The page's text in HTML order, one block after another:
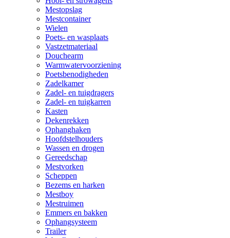
Mestopslag
Mestcontainer
Wielen
Poets- en wasplaats
Vastzetmateriaal
Douchearm
Warmwatervoorziening
Poetsbenodigheden
Zadelkamer
Zadel- en tuigdragers
Zadel- en tuigkarren
Kasten
Dekenrekken
Ophanghaken
Hoofdstelhouders
Wassen en drogen
Gereedschap
Mestvorken
Scheppen
Bezems en harken
Mestboy
Mestruimen
Emmers en bakken
Ophangsysteem
Trailer